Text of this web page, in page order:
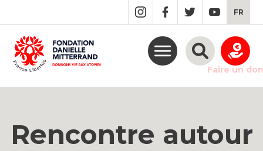
MAIN
CONTENT
FR
Faire un don
Rencontre autour